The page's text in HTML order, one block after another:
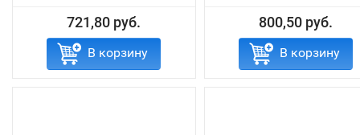
721,80 руб.
В корзину
800,50 руб.
В корзину